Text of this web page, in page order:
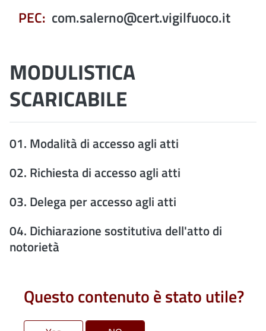
PEC: com.salerno@cert.vigilfuoco.it
MODULISTICA
SCARICABILE
01. Modalità di accesso agli atti
02. Richiesta di accesso agli atti
03. Delega per accesso agli atti
04. Dichiarazione sostitutiva dell'atto di
notorietà
Questo contenuto è stato utile?